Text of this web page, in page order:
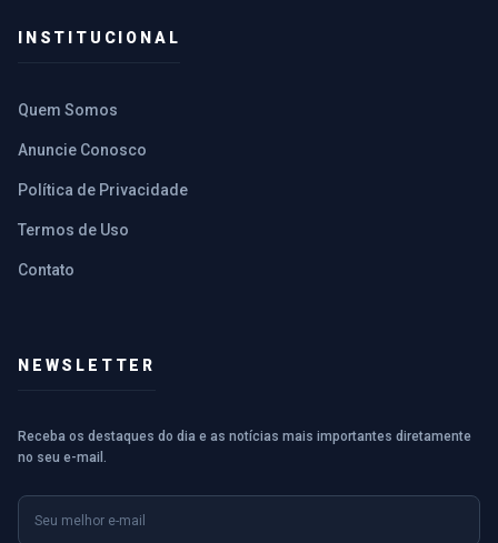
INSTITUCIONAL
Quem Somos
Anuncie Conosco
Política de Privacidade
Termos de Uso
Contato
NEWSLETTER
Receba os destaques do dia e as notícias mais importantes diretamente
no seu e-mail.
E-mail
Nome (opcional)